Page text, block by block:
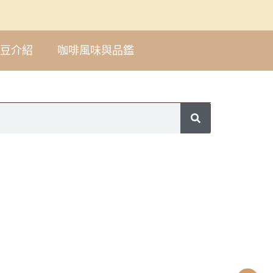
介紹 咖啡風味與品鑑